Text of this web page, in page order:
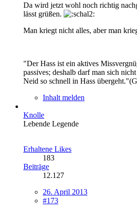
Da wird jetzt wohl noch richtig
lässt grüßen.
Man kriegt nicht alles, aber man
"Der Hass ist ein aktives
passives; deshalb darf man sich
Neid so schnell in Hass
Inhalt melden
Knolle
Lebende Legende
Erhaltene Likes
183
Beiträge
12.127
26. April 2013
#173